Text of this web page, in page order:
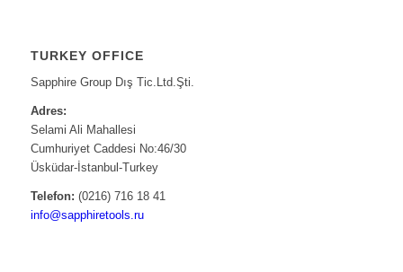
TURKEY OFFICE
Sapphire Group Dış Tic.Ltd.Şti.
Adres:
Selami Ali Mahallesi
Cumhuriyet Caddesi No:46/30
Üsküdar-İstanbul-Turkey
Telefon: (0216) 716 18 41
info@sapphiretools.ru